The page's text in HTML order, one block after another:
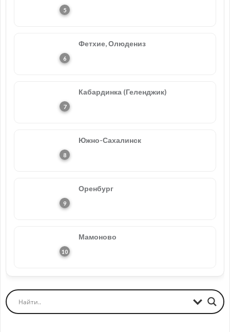
Фетхие, Олюдениз
Кабардинка (Геленджик)
Южно-Сахалинск
Оренбург
Мамоново